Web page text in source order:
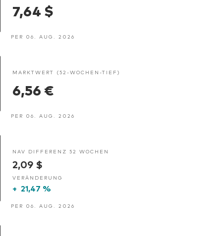
7,64 $
PER 06. AUG. 2026
MARKTWERT (52-WOCHEN-TIEF)
6,56 €
PER 06. AUG. 2026
NAV DIFFERENZ 52 WOCHEN
2,09 $
VERÄNDERUNG
+ 21,47 %
PER 06. AUG. 2026